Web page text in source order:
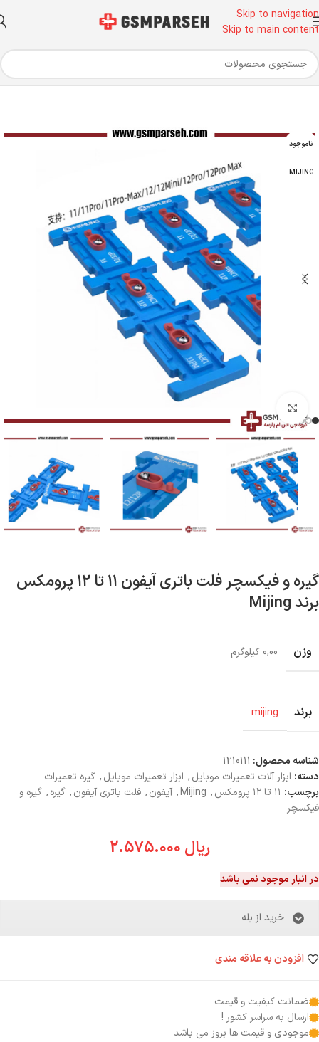
Skip to navigation
Skip to main content
خانه ابزار آلات تعمیرات موبایل ابزار تعمیرات موبایل گیره تعمیرات
ناموجود
MIJING
بزرگنمایی تصویر
گیره و فیکسچر فلت باتری آیفون ‍۱۱ تا ۱۲ پرومکس
برند Mijing
وزن 0,00 کیلوگرم
برند mijing
شناسه محصول: 1210111
دسته: ابزار آلات تعمیرات موبایل, ابزار تعمیرات موبایل, گیره تعمیرات
برچسب: ۱۱ تا ۱۲ پرومکس ,
Mijing
, آیفون, فلت باتری آیفون, گیره, گیره و
فیکسچر
ریال
در انبار موجود نمی باشد
خرید از بله
افزودن به علاقه مندی
ضمانت کیفیت و قیمت
ارسال به سراسر کشور !
موجودی و قیمت ها بروز می باشد